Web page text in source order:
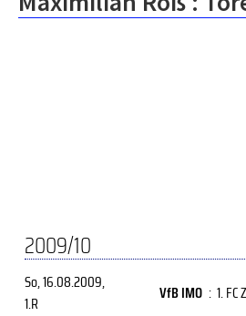
2009/10
So, 16.08.2009,
1.R
VfB IMO : 1. FC